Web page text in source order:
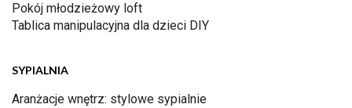
Pokój młodzieżowy loft
Tablica manipulacyjna dla dzieci DIY
SYPIALNIA
Aranżacje wnętrz: stylowe sypialnie